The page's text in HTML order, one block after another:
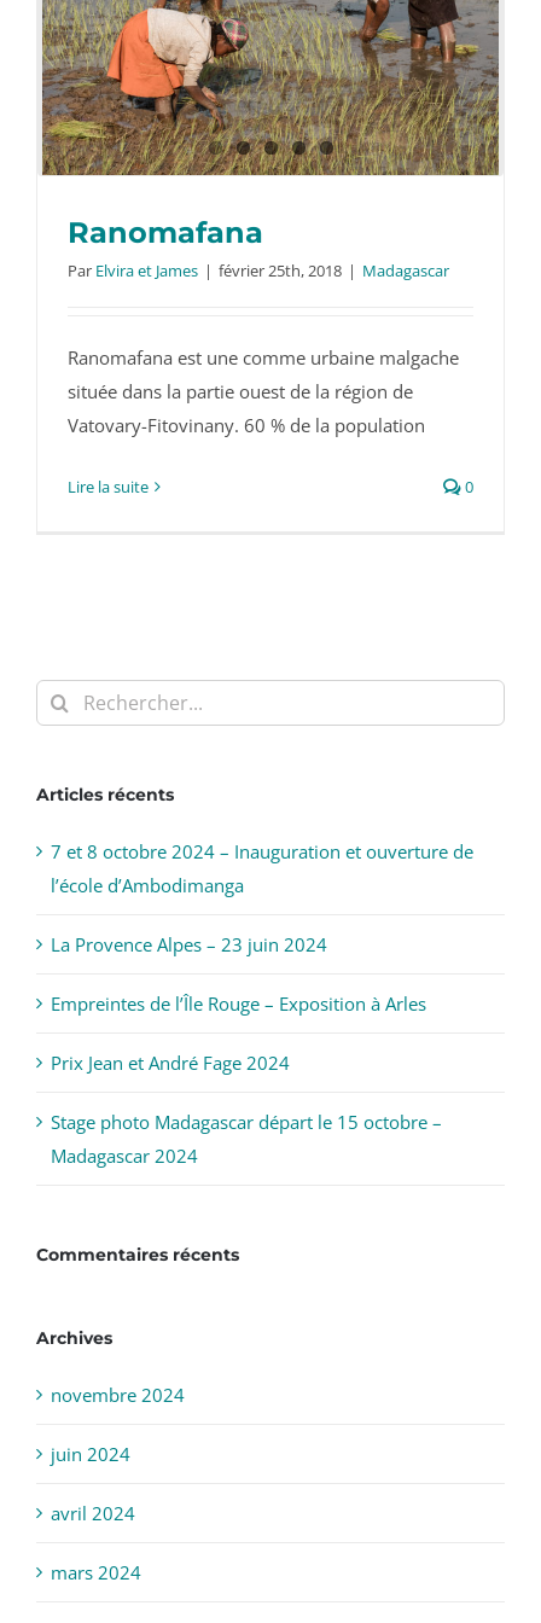
Ranomafana
Ranomafana
Par Elvira et James | février 25th, 2018 | Madagascar
Ranomafana est une comme urbaine malgache
située dans la partie ouest de la région de
Vatovary-Fitovinany. 60 % de la population
Lire la suite 0
Rechercher:
Articles récents
7 et 8 octobre 2024 – Inauguration et ouverture de
l’école d’Ambodimanga
La Provence Alpes – 23 juin 2024
Empreintes de l’Île Rouge – Exposition à Arles
Prix Jean et André Fage 2024
Stage photo Madagascar départ le 15 octobre –
Madagascar 2024
Commentaires récents
Archives
novembre 2024
juin 2024
avril 2024
mars 2024